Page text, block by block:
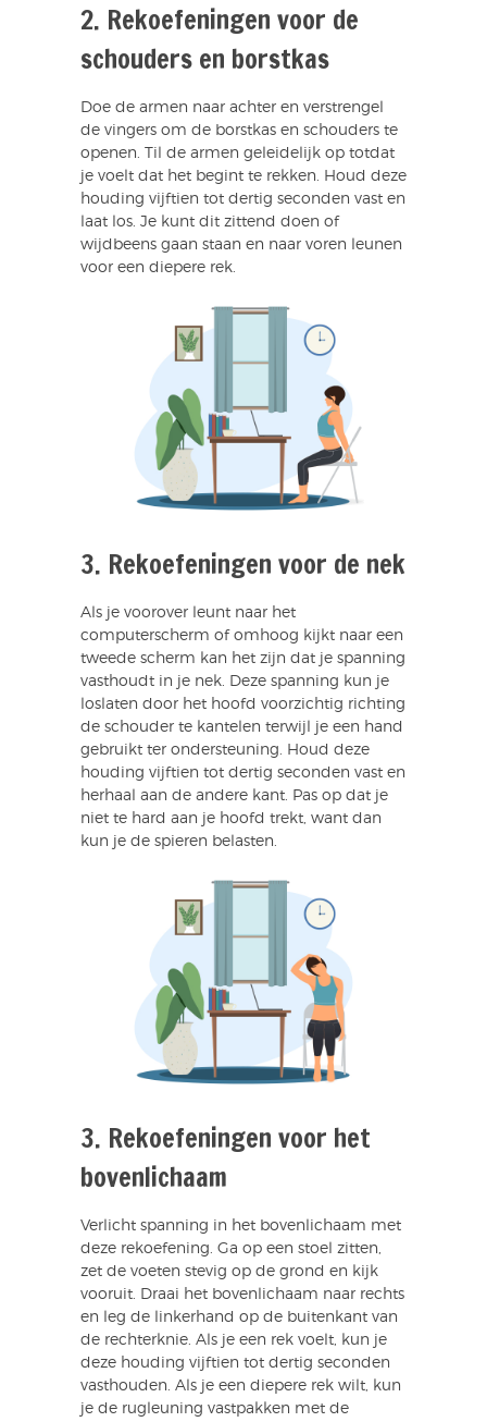
2. Rekoefeningen voor de
schouders en borstkas
Doe de armen naar achter en verstrengel
de vingers om de borstkas en schouders te
openen. Til de armen geleidelijk op totdat
je voelt dat het begint te rekken. Houd deze
houding vijftien tot dertig seconden vast en
laat los. Je kunt dit zittend doen of
wijdbeens gaan staan en naar voren leunen
voor een diepere rek.
3. Rekoefeningen voor de nek
Als je voorover leunt naar het
computerscherm of omhoog kijkt naar een
tweede scherm kan het zijn dat je spanning
vasthoudt in je nek. Deze spanning kun je
loslaten door het hoofd voorzichtig richting
de schouder te kantelen terwijl je een hand
gebruikt ter ondersteuning. Houd deze
houding vijftien tot dertig seconden vast en
herhaal aan de andere kant. Pas op dat je
niet te hard aan je hoofd trekt, want dan
kun je de spieren belasten.
3. Rekoefeningen voor het
bovenlichaam
Verlicht spanning in het bovenlichaam met
deze rekoefening. Ga op een stoel zitten,
zet de voeten stevig op de grond en kijk
vooruit. Draai het bovenlichaam naar rechts
en leg de linkerhand op de buitenkant van
de rechterknie. Als je een rek voelt, kun je
deze houding vijftien tot dertig seconden
vasthouden. Als je een diepere rek wilt, kun
je de rugleuning vastpakken met de